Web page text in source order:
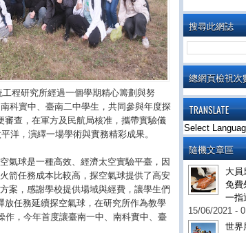
搜尋此網誌
總網頁檢視次
TRANSLATE
Select
隨機文章區
大員
免費
一指
15/06/2021 -
世界
程研究所經過一個學期精心籌劃與努
科實中、臺南二中學生，共同參與年度探
查，在軍方及民航局核准，攜帶實驗儀
洋，演繹一場學術與實務精彩成果。
氣球是一種高效、經濟太空實驗平臺，因
箭任務成本比較高，探空氣球提供了高安
案，感謝學校提供場域與經費，讓學生們
任務延續探空氣球，在研究所作為教學
作，今年首度讓臺南一中、南科實中、臺